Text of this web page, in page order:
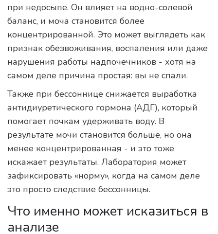
при недосыпе. Он влияет на водно-солевой
баланс, и моча становится более
концентрированной. Это может выглядеть как
признак обезвоживания, воспаления или даже
нарушения работы надпочечников - хотя на
самом деле причина простая: вы не спали.
Также при бессоннице снижается выработка
антидиуретического гормона (АДГ), который
помогает почкам удерживать воду. В
результате мочи становится больше, но она
менее концентрированная - и это тоже
искажает результаты. Лаборатория может
зафиксировать «норму», когда на самом деле
это просто следствие бессонницы.
Что именно может исказиться в
анализе